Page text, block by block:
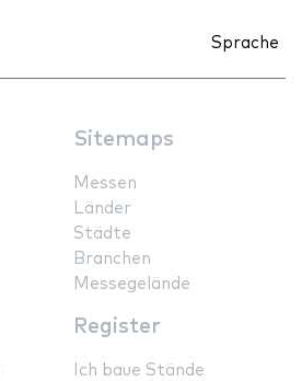
Sprache
Sitemaps
Messen
Länder
Städte
Branchen
Messegelände
Register
Ich baue Stände